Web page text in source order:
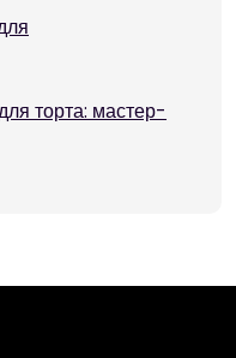
торта: мастер-